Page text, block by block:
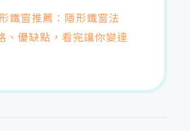
鐵窗推薦：隱形鐵窗法
、優缺點，看完讓你變達